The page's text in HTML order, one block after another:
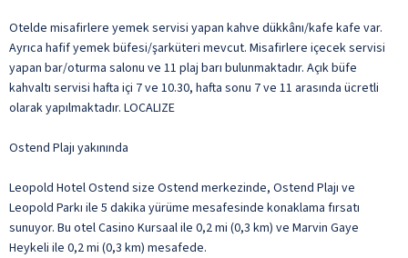
Otelde misafirlere yemek servisi yapan kahve dükkânı/kafe kafe var.
Ayrıca hafif yemek büfesi/şarküteri mevcut. Misafirlere içecek servisi
yapan bar/oturma salonu ve 11 plaj barı bulunmaktadır. Açık büfe
kahvaltı servisi hafta içi 7 ve 10.30, hafta sonu 7 ve 11 arasında ücretli
olarak yapılmaktadır. LOCALIZE
Ostend Plajı yakınında
Leopold Hotel Ostend size Ostend merkezinde, Ostend Plajı ve
Leopold Parkı ile 5 dakika yürüme mesafesinde konaklama fırsatı
sunuyor. Bu otel Casino Kursaal ile 0,2 mi (0,3 km) ve Marvin Gaye
Heykeli ile 0,2 mi (0,3 km) mesafede.